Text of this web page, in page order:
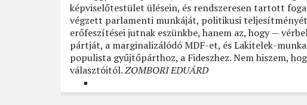
képviselőtestület ülésein, és rendszeresen tartott
végzett parlamenti munkáját, politikusi
erőfeszítései jutnak eszünkbe, hanem az, hogy —
pártját, a marginalizálódó MDF-et, és Lakitelek-
populista gyűjtőpárthoz, a Fideszhez. Nem hiszem,
választóitól.ZOMBORI EDUÁRD